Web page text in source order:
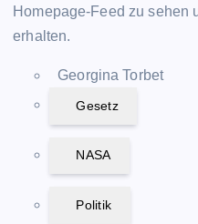
Homepage-Feed zu sehen
erhalten.
Georgina Torbet
Gesetz
NASA
Politik